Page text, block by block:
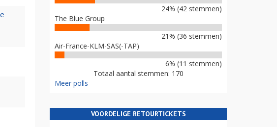
24% (42 stemmen)
The Blue Group
21% (36 stemmen)
Air-France-KLM-SAS(-TAP)
6% (11 stemmen)
Totaal aantal stemmen: 170
Meer polls
VOORDELIGE RETOURTICKETS